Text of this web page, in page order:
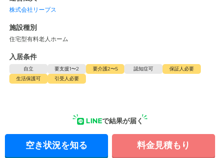
株式会社リープス
施設種別
住宅型有料老人ホーム
入居条件
自立 要支援1〜2 要介護2〜5 認知症可
保証人必要
生活保護可
引受人必要
LINEで結果が届く
空き状況を知る 料金見積もり